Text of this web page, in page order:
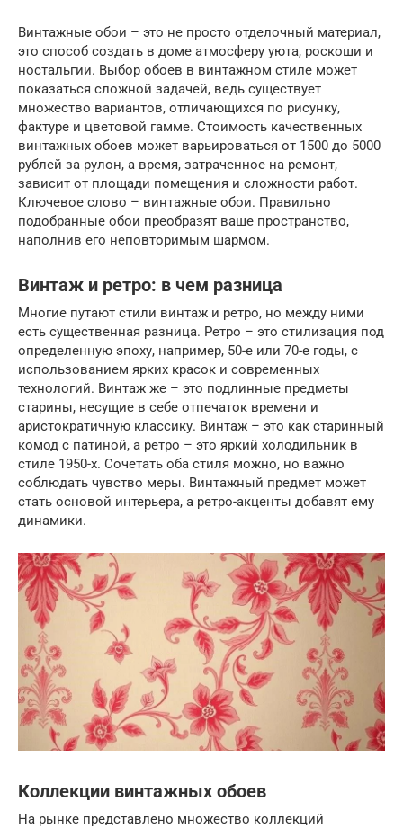
Винтажные обои – это не просто отделочный материал,
это способ создать в доме атмосферу уюта, роскоши и
ностальгии. Выбор обоев в винтажном стиле может
показаться сложной задачей, ведь существует
множество вариантов, отличающихся по рисунку,
фактуре и цветовой гамме. Стоимость качественных
винтажных обоев может варьироваться от 1500 до 5000
рублей за рулон, а время, затраченное на ремонт,
зависит от площади помещения и сложности работ.
Ключевое слово – винтажные обои. Правильно
подобранные обои преобразят ваше пространство,
наполнив его неповторимым шармом.
Винтаж и ретро: в чем разница
Многие путают стили винтаж и ретро, но между ними
есть существенная разница. Ретро – это стилизация под
определенную эпоху, например, 50-е или 70-е годы, с
использованием ярких красок и современных
технологий. Винтаж же – это подлинные предметы
старины, несущие в себе отпечаток времени и
аристократичную классику. Винтаж – это как старинный
комод с патиной, а ретро – это яркий холодильник в
стиле 1950-х. Сочетать оба стиля можно, но важно
соблюдать чувство меры. Винтажный предмет может
стать основой интерьера, а ретро-акценты добавят ему
динамики.
Коллекции винтажных обоев
На рынке представлено множество коллекций